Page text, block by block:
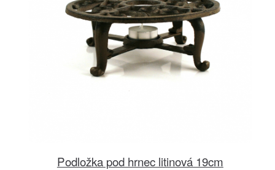
Podložka pod hrnec litinová 19cm